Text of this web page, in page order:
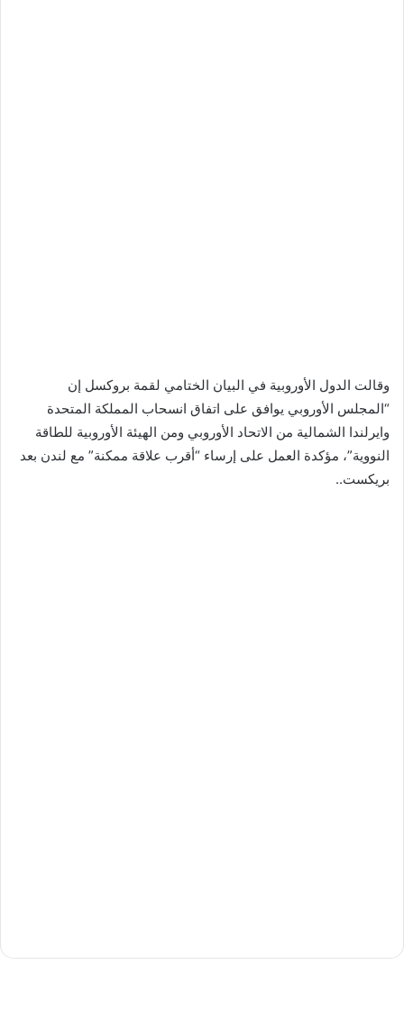
وقالت الدول الأوروبية في البيان الختامي لقمة بروكسل إن
“المجلس الأوروبي يوافق على اتفاق انسحاب المملكة المتحدة
وايرلندا الشمالية من الاتحاد الأوروبي ومن الهيئة الأوروبية للطاقة
النووية”، مؤكدة العمل على إرساء “أقرب علاقة ممكنة” مع لندن بعد
بريكست..